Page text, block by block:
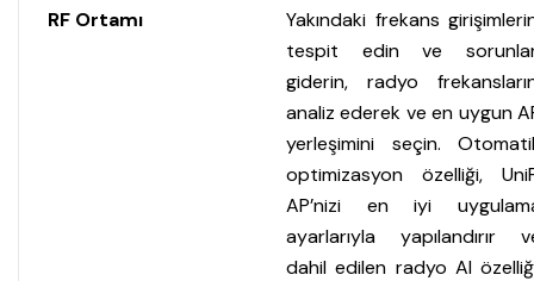
RF Ortamı
Yakındaki frekans
tespit edin ve
giderin, radyo
analiz ederek ve en uygun
yerleşimini seçin.
optimizasyon özelliği,
AP’nizi en iyi
ayarlarıyla yapılandırır
dahil edilen radyo AI